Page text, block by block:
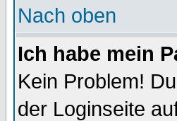
Nach oben
Ich habe mein
Kein Problem!
der Loginseite